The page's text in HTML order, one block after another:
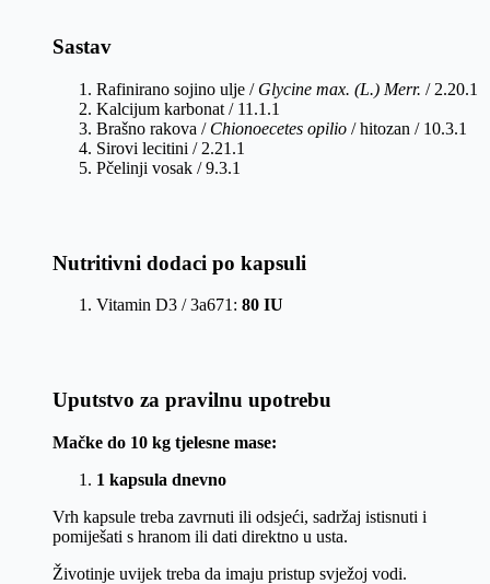
Sastav
Rafinirano sojino ulje / Glycine max. (L.) Merr. / 2.20.1
Kalcijum karbonat / 11.1.1
Brašno rakova / Chionoecetes opilio / hitozan / 10.3.1
Sirovi lecitini / 2.21.1
Pčelinji vosak / 9.3.1
Nutritivni dodaci po kapsuli
Vitamin D3 / 3a671: 80 IU
Uputstvo za pravilnu upotrebu
Mačke do 10 kg tjelesne mase:
1 kapsula dnevno
Vrh kapsule treba zavrnuti ili odsjeći, sadržaj istisnuti i
pomiješati s hranom ili dati direktno u usta.
Životinje uvijek treba da imaju pristup svježoj vodi.